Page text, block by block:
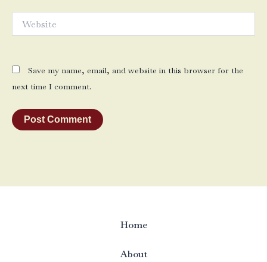
Save my name, email, and website in this browser for the
next time I comment.
Home
About